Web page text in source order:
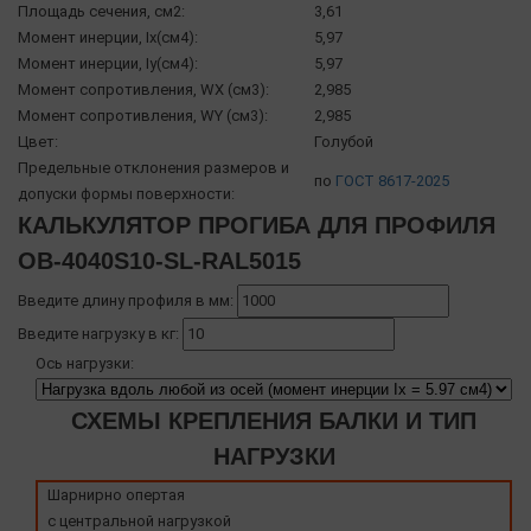
Площадь сечения, см2:
3,61
Момент инерции, Ix(см4):
5,97
Момент инерции, Iy(см4):
5,97
Момент сопротивления, WX (см3):
2,985
Момент сопротивления, WY (см3):
2,985
Цвет:
Голубой
Предельные отклонения размеров и
допуски формы поверхности:
по ГОСТ 8617-2025
КАЛЬКУЛЯТОР ПРОГИБА ДЛЯ ПРОФИЛЯ
OB-4040S10-SL-RAL5015
Введите длину профиля в мм:
Введите нагрузку в кг:
Ось нагрузки:
СХЕМЫ КРЕПЛЕНИЯ БАЛКИ И ТИП
НАГРУЗКИ
Шарнирно опертая
с центральной нагрузкой